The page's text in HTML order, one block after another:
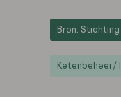
Bron:
Ketenbeheer/